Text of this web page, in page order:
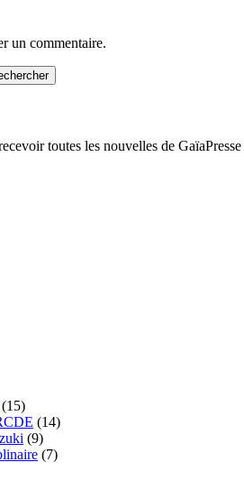
un commentaire.
toutes les nouvelles de GaïaPresse
(15)
(14)
(9)
(7)